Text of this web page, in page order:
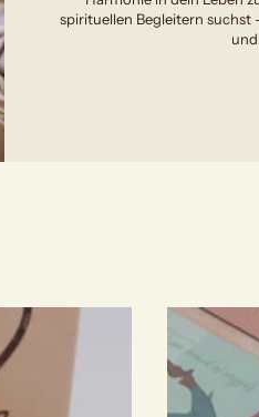
spirituellen Begleitern suchst